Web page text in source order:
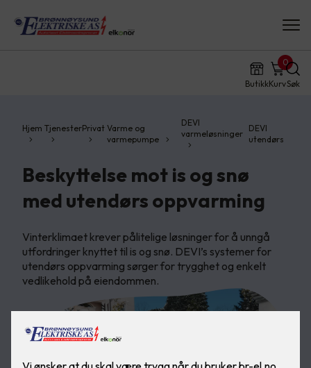
ButikkKurv
0
Søk
Hjem TjenesterPrivat Varme og
varmepumpe
DEVI
varmeløsninger
DEVI
utendørs
Beskyttelse mot is og snø
med utendørs oppvarming
Vinterklimaet krever pålitelige løsninger for å unngå
utfordringer knyttet til is og snø. DEVI’s systemer for
utendørs oppvarming sørger for trygghet og enkelt
vedlikehold på eiendommen.